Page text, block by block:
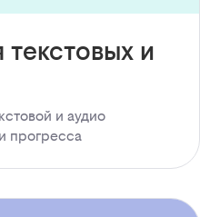
и
и аудио
прогресса